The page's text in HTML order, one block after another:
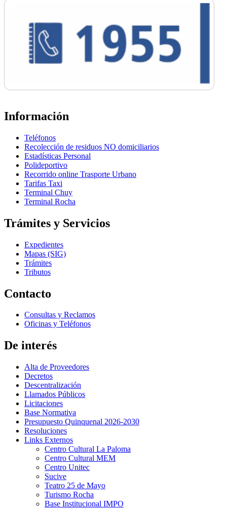
Información
Teléfonos
Recolección de residuos NO domiciliarios
Estadísticas Personal
Polideportivo
Recorrido online Trasporte Urbano
Tarifas Taxi
Terminal Chuy
Terminal Rocha
Trámites y Servicios
Expedientes
Mapas (SIG)
Trámites
Tributos
Contacto
Consultas y Reclamos
Oficinas y Teléfonos
De interés
Alta de Proveedores
Decretos
Descentralización
Llamados Públicos
Licitaciones
Base Normativa
Presupuesto Quinquenal 2026-2030
Resoluciones
Links Externos
Centro Cultural La Paloma
Centro Cultural MEM
Centro Unitec
Sucive
Teatro 25 de Mayo
Turismo Rocha
Base Institucional IMPO